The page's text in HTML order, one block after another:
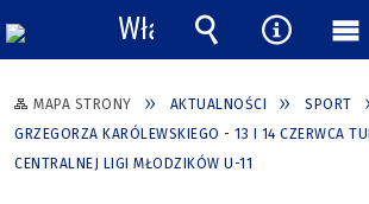
MAPA STRONY AKTUALNOŚCI SPORT
GRZEGORZA KARÓLEWSKIEGO - 13 I 14 CZERWCA
CENTRALNEJ LIGI MŁODZIKÓW U-11
Włącz
powiadomienia
Wyszukiwarka